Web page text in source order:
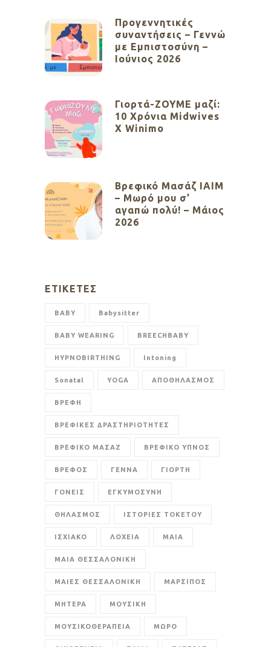
Προγεννητικές
συναντήσεις – Γεννώ
με Εμπιστοσύνη –
Ιούνιος 2026
Γιορτά-ΖΟΥΜΕ μαζί:
10 Χρόνια Midwives
X Winimo
Βρεφικό Μασάζ ΙΑΙΜ
– Μωρό μου σ’
αγαπώ πολύ! – Μάιος
2026
ΕΤΙΚΈΤΕΣ
BABY Babysitter
BABY WEARING BREECHBABY
HYPNOBIRTHING Intoning
Sonatal YOGA ΑΠΟΘΗΛΑΣΜΟΣ
ΒΡΕΦΗ
ΒΡΕΦΙΚΕΣ ΔΡΑΣΤΗΡΙΟΤΗΤΕΣ
ΒΡΕΦΙΚΟ ΜΑΣΑΖ ΒΡΕΦΙΚΟ ΥΠΝΟΣ
ΒΡΕΦΟΣ ΓΕΝΝΑ ΓΙΟΡΤΗ
ΓΟΝΕΙΣ ΕΓΚΥΜΟΣΥΝΗ
ΘΗΛΑΣΜΟΣ ΙΣΤΟΡΙΕΣ ΤΟΚΕΤΟΥ
ΙΣΧΙΑΚΟ ΛΟΧΕΙΑ ΜΑΙΑ
ΜΑΙΑ ΘΕΣΣΑΛΟΝΙΚΗ
ΜΑΙΕΣ ΘΕΣΣΑΛΟΝΙΚΗ ΜΑΡΣΙΠΟΣ
ΜΗΤΕΡΑ ΜΟΥΣΙΚΗ
ΜΟΥΣΙΚΟΘΕΡΑΠΕΙΑ ΜΩΡΟ